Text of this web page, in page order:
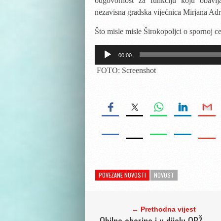
nezavisna gradska vijećnica Mirjana
Što misle misle Širokopoljci o spornoj
Reproduktor
00:00
FOTO: Screenshot
POVEZANE NOVOSTI NOVOST
← Prethodna vijest